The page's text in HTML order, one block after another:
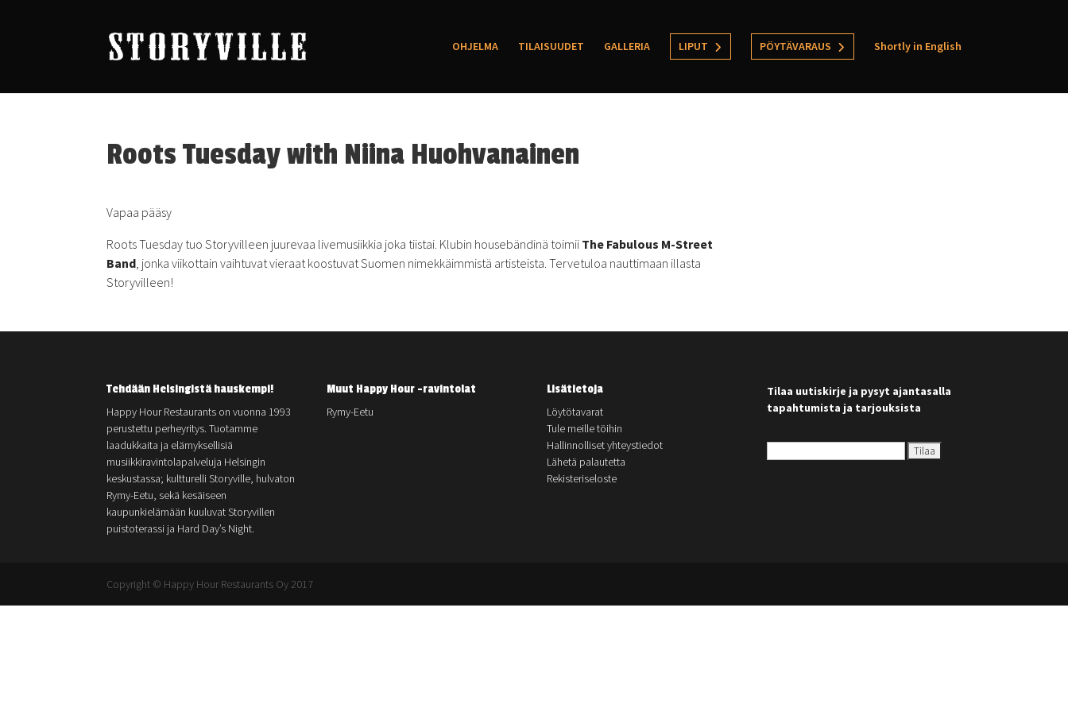
OHJELMA TILAISUUDET GALLERIA LIPUT PÖYTÄVARAUS Shortly in English
Roots Tuesday with Niina Huohvanainen
Vapaa pääsy
Roots Tuesday tuo Storyvilleen juurevaa livemusiikkia joka tiistai. Klubin housebändinä toimii The Fabulous M-Street
Band, jonka viikottain vaihtuvat vieraat koostuvat Suomen nimekkäimmistä artisteista. Tervetuloa nauttimaan illasta
Storyvilleen!
Tehdään Helsingistä hauskempi!
Happy Hour Restaurants on vuonna 1993
perustettu perheyritys. Tuotamme
laadukkaita ja elämyksellisiä
musiikkiravintolapalveluja Helsingin
keskustassa; kultturelli Storyville, hulvaton
Rymy-Eetu, sekä kesäiseen
kaupunkielämään kuuluvat Storyvillen
puistoterassi ja Hard Day’s Night.
Muut Happy Hour -ravintolat
Rymy-Eetu
Lisätietoja
Löytötavarat
Tule meille töihin
Hallinnolliset yhteystiedot
Lähetä palautetta
Rekisteriseloste
Tilaa uutiskirje ja pysyt ajantasalla
tapahtumista ja tarjouksista
Copyright © Happy Hour Restaurants Oy 2017